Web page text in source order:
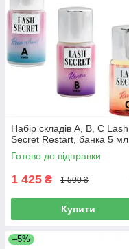
Набір складів А, В, С Lash
Secret Restart, банка 5 мл
Готово до відправки
1 425 ₴ 1 500 ₴
Купити
–5%